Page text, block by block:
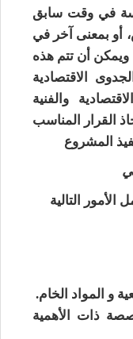
في وقت سابق
أو بمعنى آخر في
أن تتم هذه
الاقتصادية
والفنية
القرار المناسب
المشروع
الأمور التالية
و المواد الخام.
ذات الأهمية